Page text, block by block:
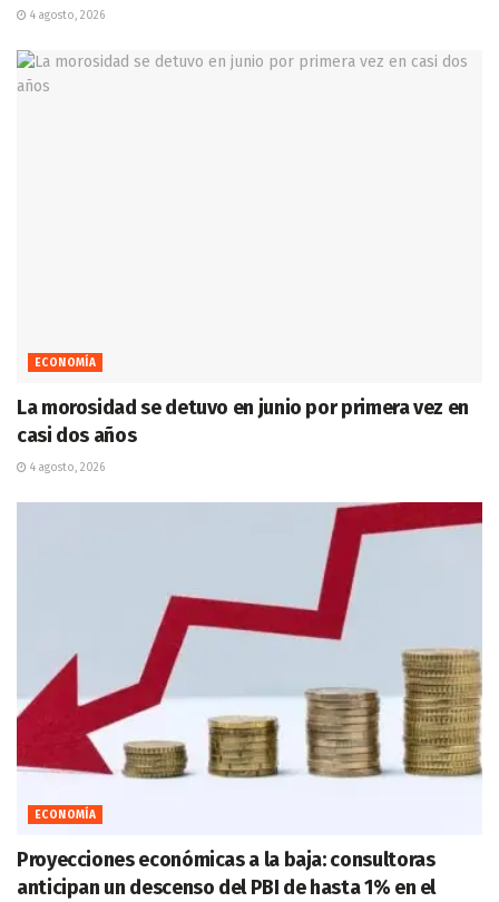
4 agosto, 2026
ECONOMÍA
La morosidad se detuvo en junio por primera vez en
casi dos años
4 agosto, 2026
ECONOMÍA
Proyecciones económicas a la baja: consultoras
anticipan un descenso del PBI de hasta 1% en el